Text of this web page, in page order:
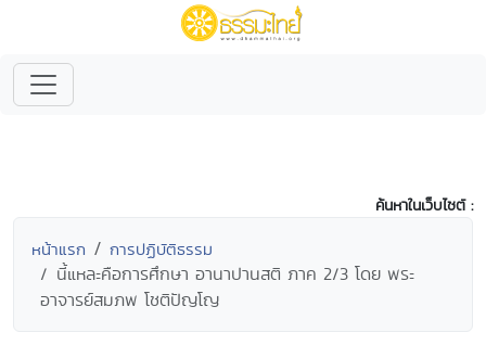
ค้นหาในเว็บไซต์ :
หน้าแรก การปฏิบัติธรรม
นี้แหละคือการศึกษา อานาปานสติ ภาค 2/3 โดย พระ
อาจารย์สมภพ โชติปัญโญ